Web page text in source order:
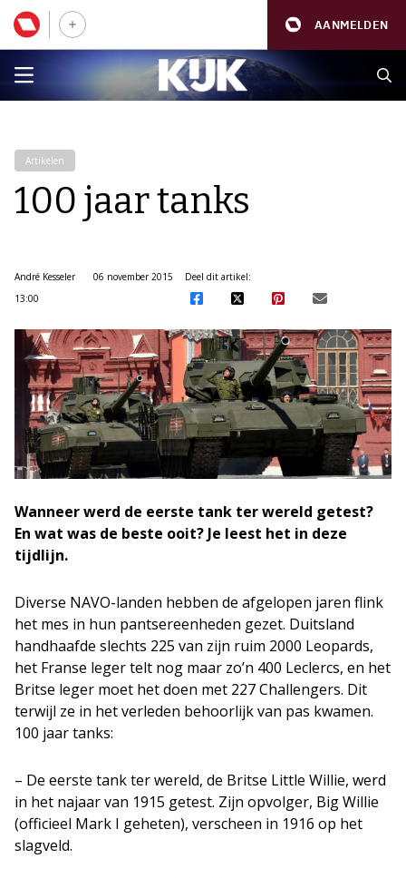
AANMELDEN
Artikelen
100 jaar tanks
André Kesseler
06 november 2015
13:00
Deel dit artikel:
Wanneer werd de eerste tank ter wereld getest?
En wat was de beste ooit? Je leest het in deze
tijdlijn.
Diverse NAVO-landen hebben de afgelopen jaren flink
het mes in hun pantsereenheden gezet. Duitsland
handhaafde slechts 225 van zijn ruim 2000 Leopards,
het Franse leger telt nog maar zo’n 400 Leclercs, en het
Britse leger moet het doen met 227 Challengers. Dit
terwijl ze in het verleden behoorlijk van pas kwamen.
100 jaar tanks:
– De eerste tank ter wereld, de Britse Little Willie, werd
in het najaar van 1915 getest. Zijn opvolger, Big Willie
(officieel Mark I geheten), verscheen in 1916 op het
slagveld.